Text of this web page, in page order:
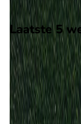
Scheidsrechter:
Laatste 5
H2H
Iran
Mali
4 jun
2026
Iran
Mali
2 0
30 dec
2009